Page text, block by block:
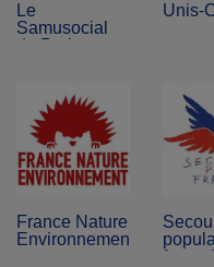
Le
Samusocial
de Paris
Unis-
France Nature
Environnement
français